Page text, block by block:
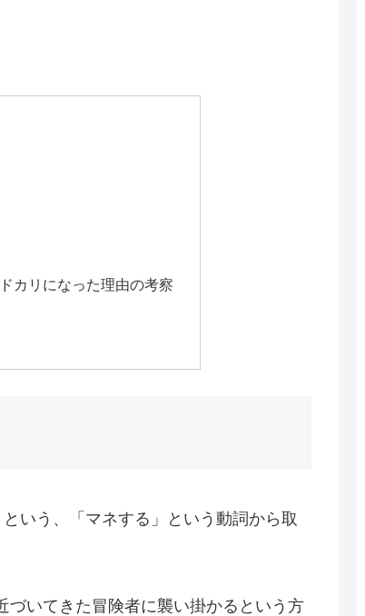
カリになった理由の考察
いう、「マネする」という動詞から取
づいてきた冒険者に襲い掛かるという方